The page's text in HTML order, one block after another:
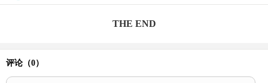
THE END
评论（0）